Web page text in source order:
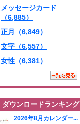
メッセージカード
（6,885）
正月（6,849）
文字（6,557）
女性（6,381）
ダウンロードランキング
2026年8月カレンダー...